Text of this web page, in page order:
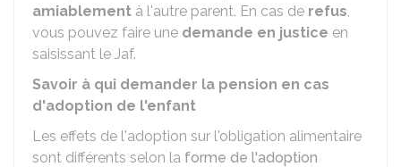
amiablement à l'autre parent. En cas de refus,
vous pouvez faire une demande en justice en
saisissant le Jaf.
Savoir à qui demander la pension en cas
d'adoption de l'enfant
Les effets de l'adoption sur l'obligation alimentaire
sont différents selon la forme de l'adoption